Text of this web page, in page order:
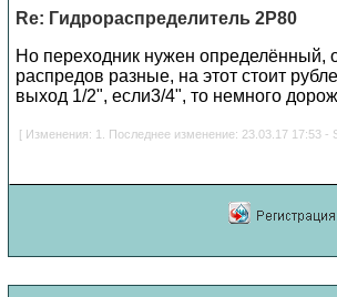
Re: Гидрораспределитель 2Р80
Но переходник нужен определённый,
распредов разные, на этот стоит
выход 1/2", если3/4", то немного
[ Изменения: 1. Последнее изменение: 23.03.17 17:53 -